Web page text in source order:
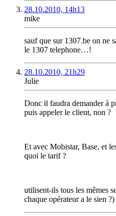
28.10.2010, 14h13
mike
sauf que sur 1307.be on ne
le 1307 telephone…!
28.10.2010, 21h29
Julie
Donc il faudra demander à
puis appeler le client, non ?
Et avec Mobistar, Base, et
quoi le tarif ?
utilisent-ils tous les mêmes
chaque opérateur a le sien ?)